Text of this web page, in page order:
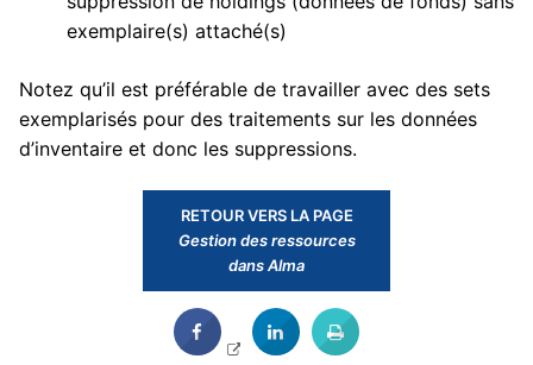
exemplaire(s) attaché(s)
Notez qu’il est préférable de travailler avec des sets
exemplarisés pour des traitements sur les données
d’inventaire et donc les suppressions.
RETOUR VERS LA PAGE
Gestion des ressources
dans Alma